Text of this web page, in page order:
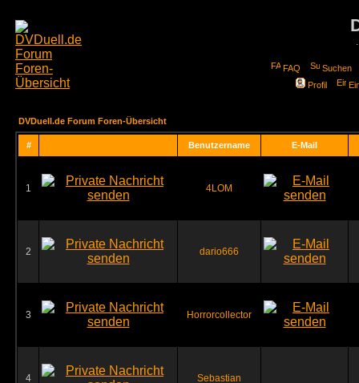
FAQ
Suchen
Profil
DVDuell.de Forum Foren-Übersicht
# Benutzername E-Mail
1 4LOM
2 dario666
3 Horrorcollector
4 Sebastian